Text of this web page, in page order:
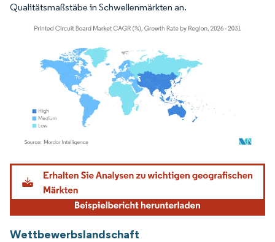
Qualitätsmaßstäbe in Schwellenmärkten an.
Bild © Mordor Intelligence. Wiederverwendung erfordert Namensnennung gemäß
Wettbewerbslandschaft